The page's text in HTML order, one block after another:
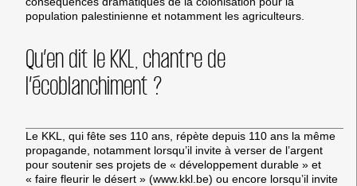
population palestinienne et notamment les agriculteurs.
Qu’en dit le KKL, chantre de
l’écoblanchiment ?
Le KKL, qui fête ses 110 ans, répète depuis 110 ans la même
propagande, notamment lorsqu’il invite à verser de l’argent
pour soutenir ses projets de « développement durable » et
« faire fleurir le désert » (www.kkl.be) ou encore lorsqu’il invite